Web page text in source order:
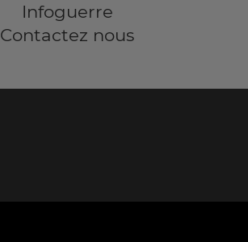
Infoguerre
Contactez nous